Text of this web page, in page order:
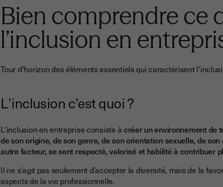
Bien comprendre ce
l’inclusion en
Tour d'horizon des éléments essentiels qui caractérisent
L’inclusion c’est quoi ?
L’inclusion en entreprise consiste àcréer un environnement de
de son origine, de son genre, de son orientation sexuelle, de
autre facteur, se sent respecté, valorisé et habilité à contribuer
Il ne s’agit pas seulement d’accepter la diversité, mais de la
aspects de la vie professionnelle.